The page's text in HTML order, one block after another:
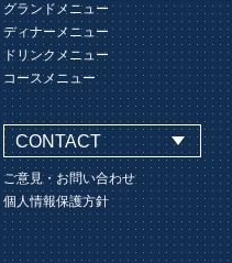
グランドメニュー
ディナーメニュー
ドリンクメニュー
コースメニュー
CONTACT
ご意見・お問い合わせ
個人情報保護方針